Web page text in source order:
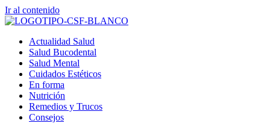
Ir al contenido
Actualidad Salud
Salud Bucodental
Salud Mental
Cuidados Estéticos
En forma
Nutrición
Remedios y Trucos
Consejos